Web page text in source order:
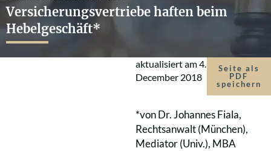
Versicherungsvertriebe haften beim
Hebelgeschäft*
aktualisiert am4.
December 2018
Seite als
PDF
speichern
*von Dr. Johannes Fiala,
Rechtsanwalt (München),
Mediator (Univ.), MBA